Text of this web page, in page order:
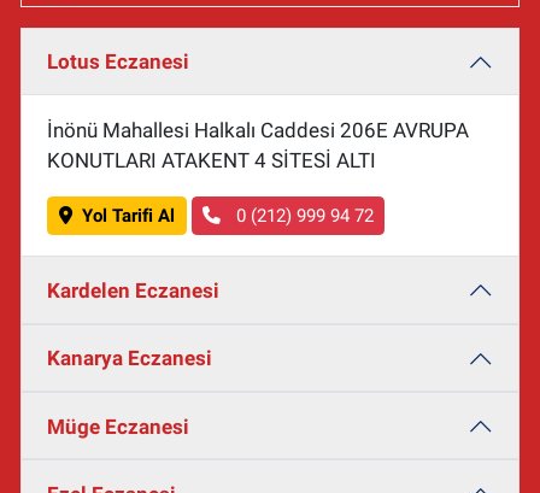
Lotus Eczanesi
İnönü Mahallesi Halkalı Caddesi 206E AVRUPA
KONUTLARI ATAKENT 4 SİTESİ ALTI
Yol Tarifi Al 0 (212) 999 94 72
Kardelen Eczanesi
Kanarya Eczanesi
Müge Eczanesi